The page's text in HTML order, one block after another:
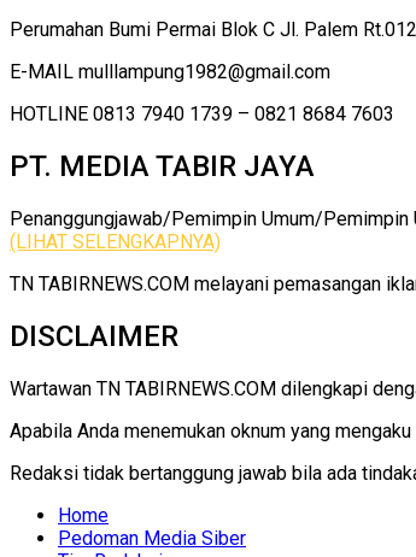
Perumahan Bumi Permai Blok C Jl. Palem
E-MAIL mulllampung1982@gmail.com
HOTLINE 0813 7940 1739 – 0821 8684 7603
PT. MEDIA TABIR JAYA
Penanggungjawab/Pemimpin Umum/Pemimpin
(LIHAT SELENGKAPNYA)
TN TABIRNEWS.COM melayani pemasangan
DISCLAIMER
Wartawan TN TABIRNEWS.COM dilengkapi
Apabila Anda menemukan oknum yang
Redaksi tidak bertanggung jawab bila ada
Home
Pedoman Media Siber